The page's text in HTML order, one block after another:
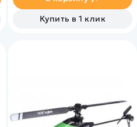
</span><span
class="feature_value">Li-Po
3.7V 120 mAh</span>
Купить в 1 клик